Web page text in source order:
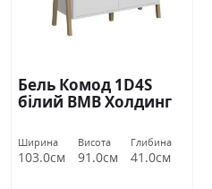
Бель Комод 1D4S
білий ВМВ Холдинг
Ширина
103.0см
Висота
91.0см
Глибина
41.0см